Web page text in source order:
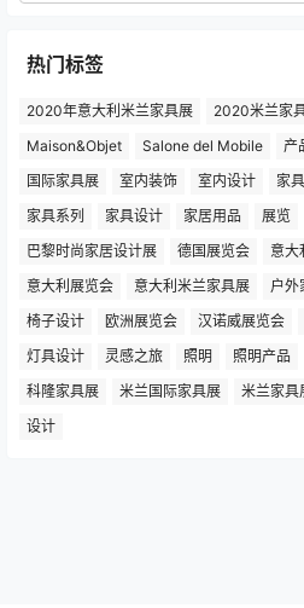
热门标签
2020年意大利米兰家具展 2020米兰家
Maison&Objet
Salone del Mobile 产
国际家具展
室内装饰 室内设计 家具
家具系列
家具设计 家居用品 展览
巴黎时尚家居设计展
德国展览会 意大
意大利展览会
意大利米兰家具展 户外
椅子设计
欧洲展览会 汉诺威展览会
灯具设计
灵感之旅 照明 照明产品
科隆家具展
米兰国际家具展 米兰家具
设计